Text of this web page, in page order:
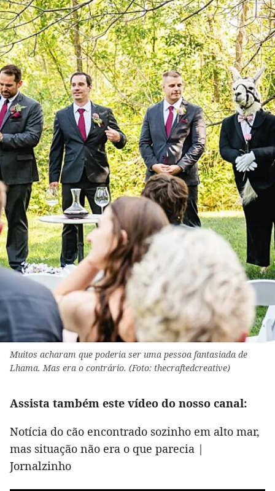
Muitos acharam que poderia ser uma pessoa fantasiada de
Lhama. Mas era o contrário. (Foto: thecraftedcreative)
Assista também este vídeo do nosso canal:
Notícia do cão encontrado sozinho em alto mar,
mas situação não era o que parecia |
Jornalzinho